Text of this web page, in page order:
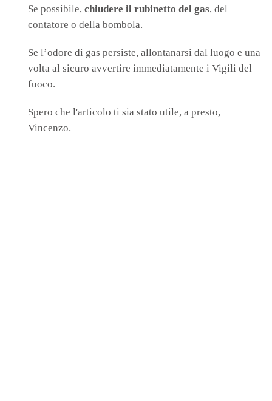
Se possibile, chiudere il rubinetto del gas, del
contatore o della bombola.
Se l’odore di gas persiste, allontanarsi dal luogo e una
volta al sicuro avvertire immediatamente i Vigili del
fuoco.
Spero che l'articolo ti sia stato utile, a presto,
Vincenzo.